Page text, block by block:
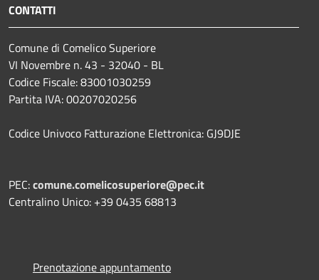
CONTATTI
Comune di Comelico Superiore
VI Novembre n. 43 - 32040 - BL
Codice Fiscale: 83001030259
Partita IVA: 00207020256
Codice Univoco Fatturazione Elettronica: GJ9DJE
PEC:comune.comelicosuperiore@pec.it
Centralino Unico: +39 0435 68813
Prenotazione appuntamento